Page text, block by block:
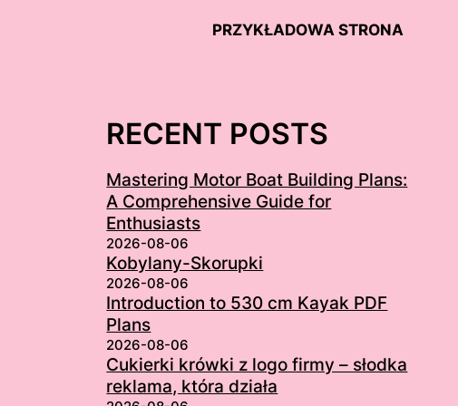
PRZYKŁADOWA STRONA
RECENT POSTS
Mastering Motor Boat Building Plans:
A Comprehensive Guide for
Enthusiasts
2026-08-06
Kobylany-Skorupki
2026-08-06
Introduction to 530 cm Kayak PDF
Plans
2026-08-06
Cukierki krówki z logo firmy – słodka
reklama, która działa